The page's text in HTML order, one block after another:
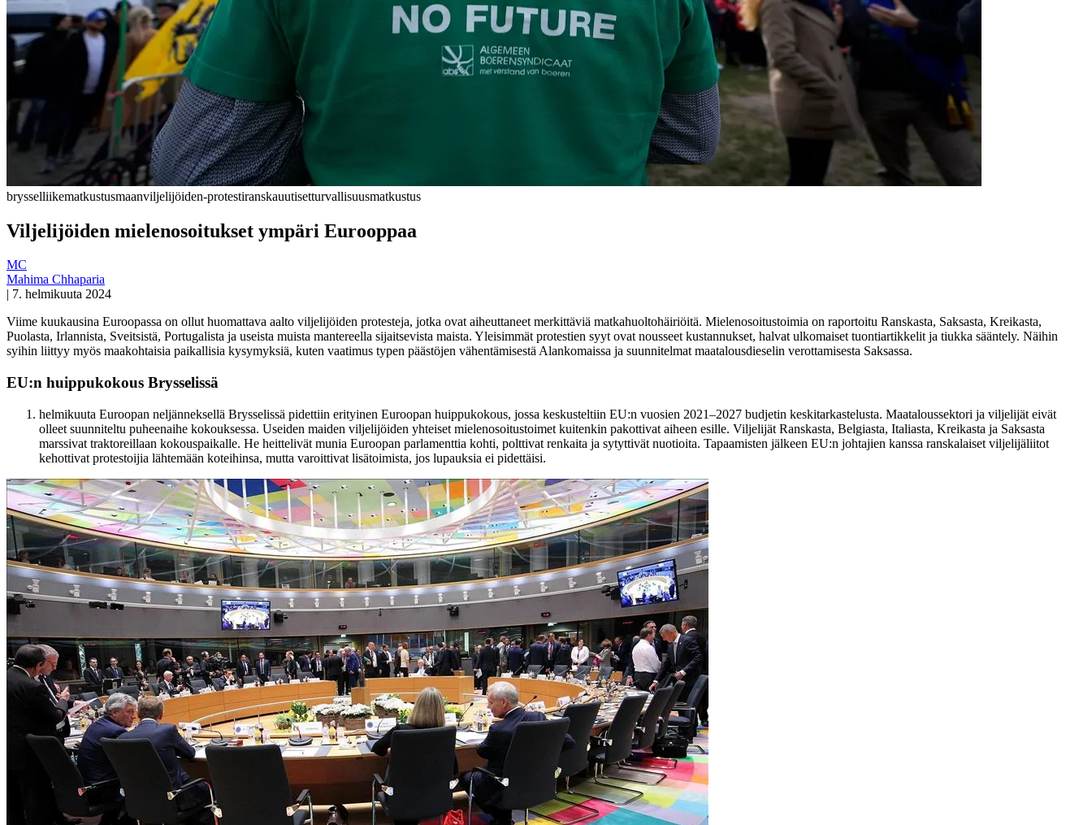
brysselliikematkustusmaanviljelijöiden-protestiranskauutisetturvallisuusmatkustus
Viljelijöiden mielenosoitukset ympäri Eurooppaa
MC
Mahima Chhaparia
| 7. helmikuuta 2024
Viime kuukausina Euroopassa on ollut huomattava aalto viljelijöiden protesteja, jotka ovat aiheuttaneet merkittäviä matkahuoltohäiriöitä. Mielenosoitustoimia on raportoitu Ranskasta, Saksasta, Kreikasta,
Puolasta, Irlannista, Sveitsistä, Portugalista ja useista muista mantereella sijaitsevista maista. Yleisimmät protestien syyt ovat nousseet kustannukset, halvat ulkomaiset tuontiartikkelit ja tiukka sääntely. Näihin
syihin liittyy myös maakohtaisia paikallisia kysymyksiä, kuten vaatimus typen päästöjen vähentämisestä Alankomaissa ja suunnitelmat maatalousdieselin verottamisesta Saksassa.
EU:n huippukokous Brysselissä
helmikuuta Euroopan neljänneksellä Brysselissä pidettiin erityinen Euroopan huippukokous, jossa keskusteltiin EU:n vuosien 2021–2027 budjetin keskitarkastelusta. Maataloussektori ja viljelijät eivät
olleet suunniteltu puheenaihe kokouksessa. Useiden maiden viljelijöiden yhteiset mielenosoitustoimet kuitenkin pakottivat aiheen esille. Viljelijät Ranskasta, Belgiasta, Italiasta, Kreikasta ja Saksasta
marssivat traktoreillaan kokouspaikalle. He heittelivät munia Euroopan parlamenttia kohti, polttivat renkaita ja sytyttivät nuotioita. Tapaamisten jälkeen EU:n johtajien kanssa ranskalaiset viljelijäliitot
kehottivat protestoijia lähtemään koteihinsa, mutta varoittivat lisätoimista, jos lupauksia ei pidettäisi.